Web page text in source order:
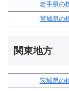
岩手県の
宮城県の
関東地方
茨城県の